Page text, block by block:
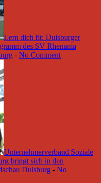
Lern dich fit: Duisburger
des SV Rhenania
- No Comment
Unternehmerverband Soziale
bringt sich in den
Duisburg - No